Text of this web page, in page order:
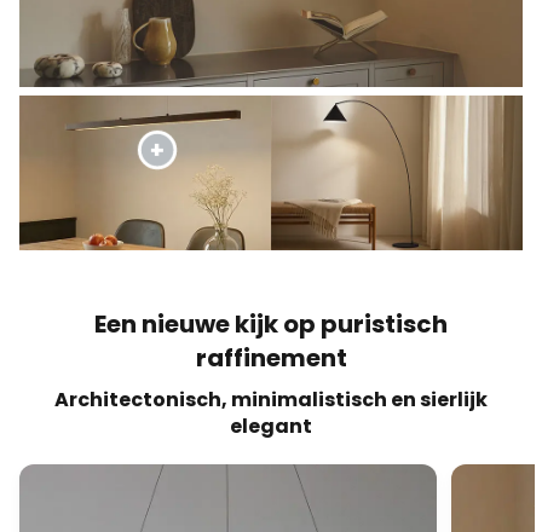
Een nieuwe kijk op puristisch
raffinement
Architectonisch, minimalistisch en sierlijk
elegant